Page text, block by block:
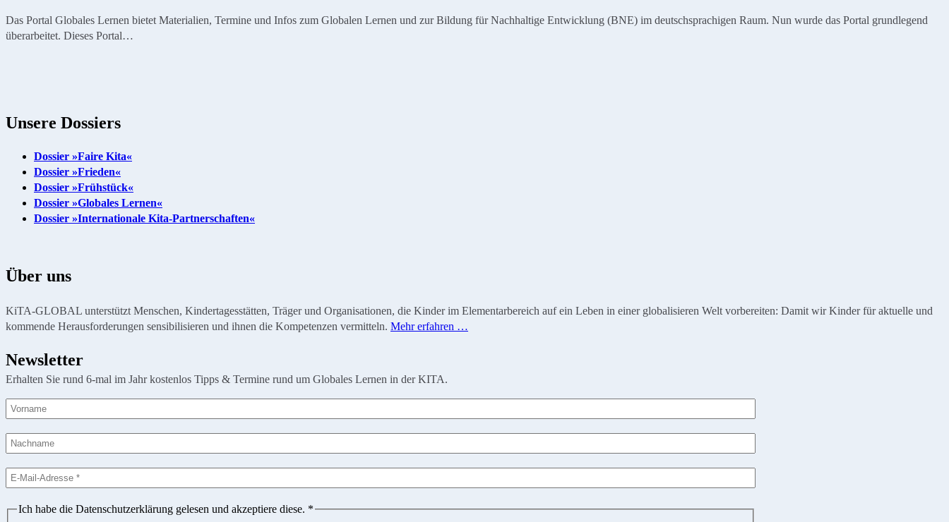
Das Portal Globales Lernen bietet Materialien, Termine und Infos zum Globalen Lernen und zur Bildung für Nachhaltige Entwicklung (BNE) im deutschsprachigen Raum. Nun wurde das Portal grundlegend
überarbeitet. Dieses Portal…
Unsere Dossiers
Dossier »Faire Kita«
Dossier »Frieden«
Dossier »Frühstück«
Dossier »Globales Lernen«
Dossier »Internationale Kita-Partnerschaften«
Über uns
KiTA-GLOBAL unterstützt Menschen, Kindertagesstätten, Träger und Organisationen, die Kinder im Elementarbereich auf ein Leben in einer globalisieren Welt vorbereiten: Damit wir Kinder für aktuelle und
kommende Herausforderungen sensibilisieren und ihnen die Kompetenzen vermitteln. Mehr erfahren …
Newsletter
Erhalten Sie rund 6-mal im Jahr kostenlos Tipps & Termine rund um Globales Lernen in der KITA.
Ich habe die Datenschutzerklärung gelesen und akzeptiere diese. *